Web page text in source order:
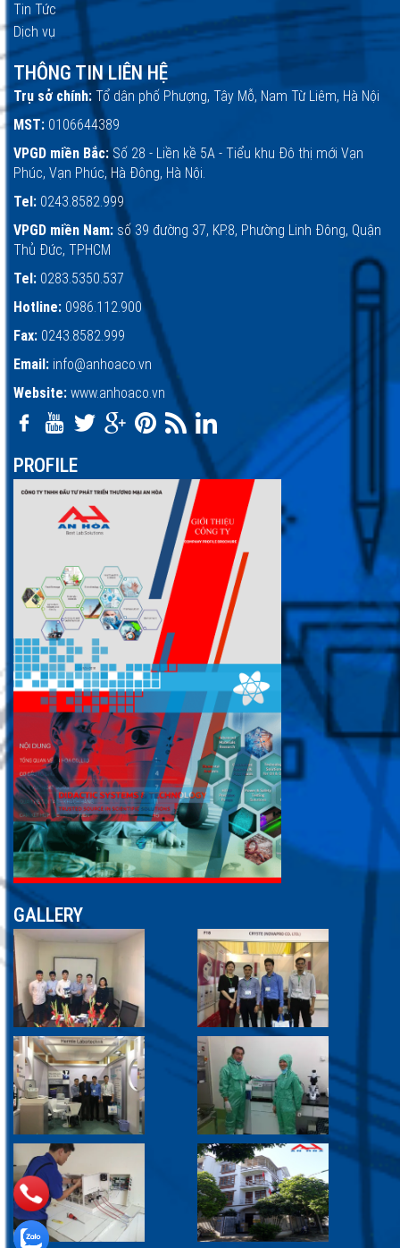
Tin Tức
Dịch vụ
THÔNG TIN LIÊN HỆ
Trụ sở chính: Tổ dân phố Phượng, Tây Mỗ, Nam Từ Liêm, Hà Nội
MST: 0106644389
VPGD miền Bắc:Số 28 - Liền kề 5A - Tiểu khu Đô thị mới Vạn
Phúc, Vạn Phúc, Hà Đông, Hà Nội.
Tel: 0243.8582.999
VPGD miền Nam: số 39 đường 37, KP.8, Phường Linh Đông, Quận
Thủ Đức, TPHCM
Tel: 0283.5350.537
Hotline: 0986.112.900
Fax: 0243.8582.999
Email: info@anhoaco.vn
Website: www.anhoaco.vn
PROFILE
GALLERY